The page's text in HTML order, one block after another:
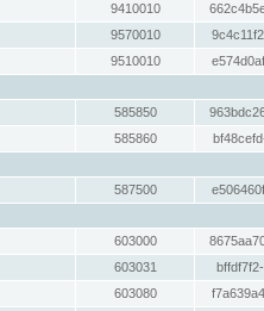
9410010
9570010
9510010
585850
585860
587500
603000
603031
603080